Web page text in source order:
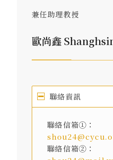
兼任助理教授
歐尚鑫
聯絡資訊
聯絡信箱①：
聯絡信箱②：